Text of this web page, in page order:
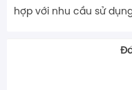
hợp với nhu cầu sử